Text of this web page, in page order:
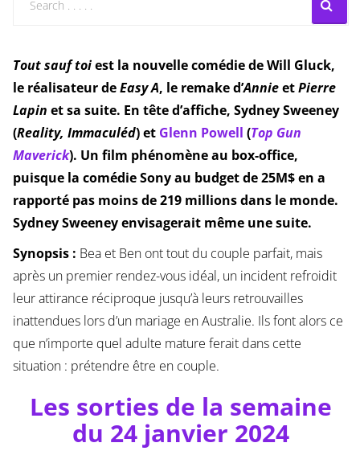
Tout sauf toiest la nouvelle comédie de Will Gluck,
le réalisateur deEasy A, le remake d’AnnieetPierre
Lapin et sa suite. En tête d’affiche, Sydney Sweeney
(Reality, Immaculéd) et Glenn Powell (Top Gun
Maverick). Un film phénomène au box-office,
puisque la comédie Sony au budget de 25M$ en a
rapporté pas moins de 219 millions dans le monde.
Sydney Sweeney envisagerait même une suite.
Synopsis : Bea et Ben ont tout du couple parfait, mais
après un premier rendez-vous idéal, un incident refroidit
leur attirance réciproque jusqu’à leurs retrouvailles
inattendues lors d’un mariage en Australie. Ils font alors ce
que n’importe quel adulte mature ferait dans cette
situation : prétendre être en couple.
Les sorties de la semaine
du 24 janvier 2024